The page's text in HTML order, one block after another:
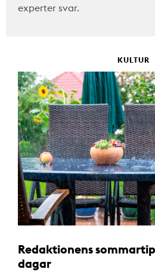
experter svar.
KULTUR
Redaktionens
dagar